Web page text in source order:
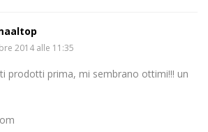
2014 alle 11:35
prodotti prima, mi sembrano ottimi!!! un